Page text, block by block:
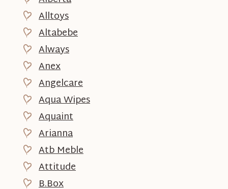
Alltoys
Altabebe
Always
Anex
Angelcare
Aqua Wipes
Aquaint
Arianna
Atb Meble
Attitude
B.Box